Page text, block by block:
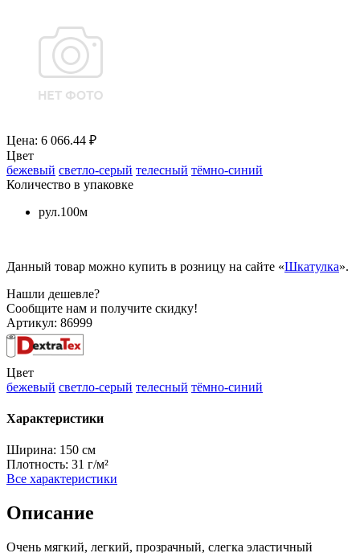
Цена: 6 066.44 ₽
Цвет
бежевый светло-серый телесный тёмно-синий
Количество в упаковке
рул.100м
Данный товар можно купить в розницу на сайте «Шкатулка».
Нашли дешевле?
Сообщите нам и получите скидку!
Артикул: 86999
Цвет
бежевый светло-серый телесный тёмно-синий
Характеристики
Ширина: 150 см
Плотность: 31 г/м²
Все характеристики
Описание
Очень мягкий, легкий, прозрачный, слегка эластичный